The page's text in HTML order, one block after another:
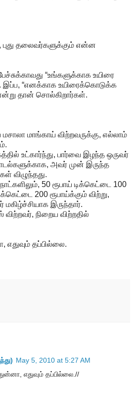
தலைவர்களுக்கும் என்ன
“உங்களுக்காக உயிரை
இப்ப, “எனக்காக உயிரைக்கொடுக்க
என்று தான் சொல்கிறார்கள்.
மசாலா மாங்காய் விற்றவருக்கு, எல்லாம்
உட்கார்ந்து, பார்வை இழந்த ஒருவர்
அவர் முன் இருந்த
விழுந்தது.
50 ரூபாய் டிக்கெட்டை 100
200 ரூபாய்க்கும் விற்று,
மகிழ்ச்சியாக இருந்தார்.
விற்றவர், நிறைய விற்றதில்
எதுவும் தப்பில்லை.
May 5, 2010 at 5:27 AM
எதுவும் தப்பில்லை.//